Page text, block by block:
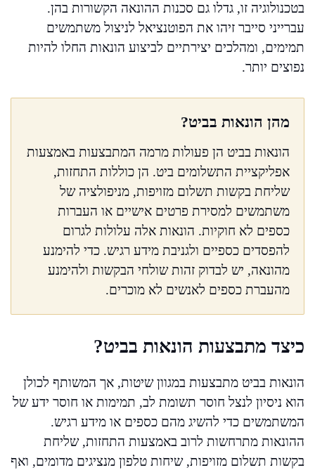
בטכנולוגיה זו, גדלו גם סכנות ההונאה הקשורות בהן.
עברייני סייבר זיהו את הפוטנציאל לניצול משתמשים
תמימים, ומהלכים יצירתיים לביצוע הונאות החלו להיות
נפוצים יותר.
מהן הונאות בביט?
הונאות בביט הן פעולות מרמה המתבצעות באמצעות
אפליקציית התשלומים ביט. הן כוללות התחזות,
שליחת בקשות תשלום מזויפות, מניפולציה של
משתמשים למסירת פרטים אישיים או העברות
כספים לא חוקיות. הונאות אלה עלולות לגרום
להפסדים כספיים ולגניבת מידע רגיש. כדי להימנע
מהונאה, יש לבדוק זהות שולחי הבקשות ולהימנע
מהעברת כספים לאנשים לא מוכרים.
כיצד מתבצעות הונאות בביט?
הונאות בביט מתבצעות במגוון שיטות, אך המשותף לכולן
הוא ניסיון לנצל חוסר תשומת לב, תמימות או חוסר ידע של
המשתמשים כדי להשיג מהם כספים או מידע רגיש.
ההונאות מתרחשות לרוב באמצעות התחזות, שליחת
בקשות תשלום מזויפות, שיחות טלפון מנציגים מדומים, ואף